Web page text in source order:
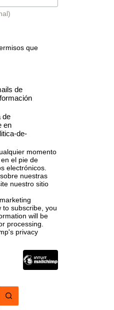
que
de
de
en
de-
momento
el pie de
electrónicos.
nuestras
nuestro sitio
to subscribe, you
will be
processing.
privacy